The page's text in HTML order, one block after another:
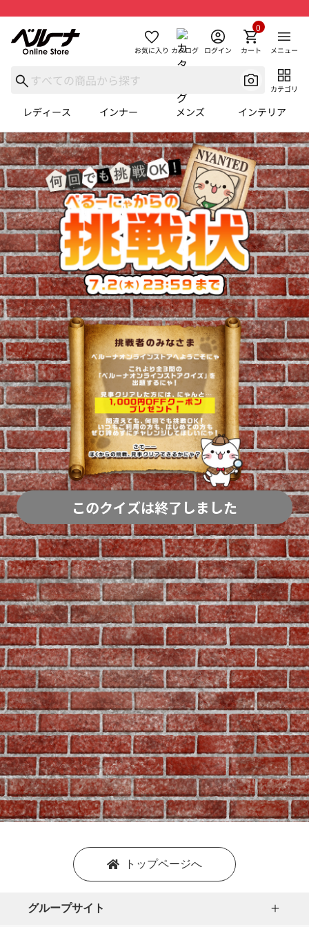
お気に入り カタログ ログイン カート
0
メニュー
カテゴリ
レディース インナー メンズ インテリア
トップページへ
グループサイト